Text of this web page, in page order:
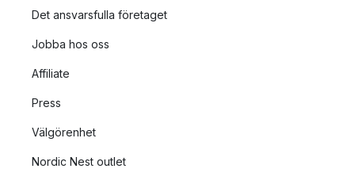
Det ansvarsfulla företaget
Jobba hos oss
Affiliate
Press
Välgörenhet
Nordic Nest outlet